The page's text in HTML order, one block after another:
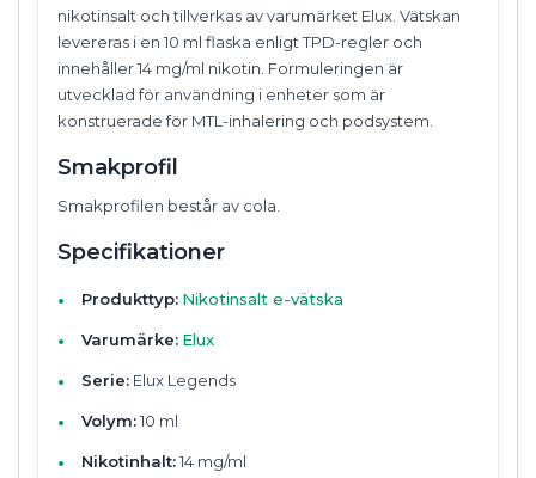
nikotinsalt och tillverkas av varumärket Elux. Vätskan
levereras i en 10 ml flaska enligt TPD-regler och
innehåller 14 mg/ml nikotin. Formuleringen är
utvecklad för användning i enheter som är
konstruerade för MTL-inhalering och podsystem.
Smakprofil
Smakprofilen består av cola.
Specifikationer
Produkttyp: Nikotinsalt e-vätska
Varumärke: Elux
Serie: Elux Legends
Volym:10 ml
Nikotinhalt:14 mg/ml